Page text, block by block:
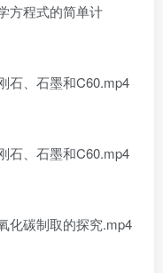
程式的简单计
、石墨和C60.mp4
、石墨和C60.mp4
碳制取的探究.mp4